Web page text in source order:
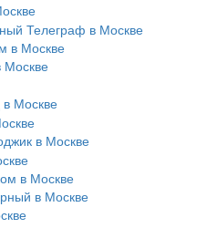
Телеграф в Москве
в Москве
Москве
в Москве
в Москве
в Москве